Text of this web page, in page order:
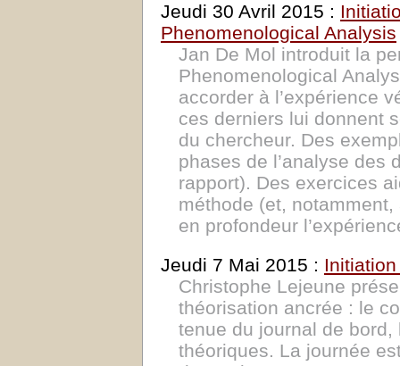
Jeudi 30 Avril 2015 :
Phenomenological Analysis
Jan De Mol introduit la
Phenomenological
accorder à l’expérience
ces derniers lui donnent
du chercheur. Des
phases de l’analyse des
rapport). Des exercices
méthode (et,
en profondeur
Jeudi 7 Mai 2015 :
Christophe Lejeune
théorisation ancrée : le
tenue du journal de
théoriques. La journée